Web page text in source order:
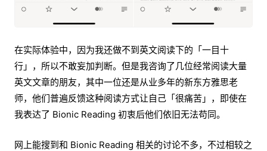
在实际体验中，因为我还做不到英文阅读下的「一目十
行」，所以不敢妄加判断。但是我咨询了几位经常阅读大量
英文文章的朋友，其中一位还是从业多年的新东方雅思老
师，他们普遍反馈这种阅读方式让自己「很痛苦」，即使在
我表达了 Bionic Reading 初衷后他们依旧无法苟同。
网上能搜到和 Bionic Reading 相关的讨论不多，不过相较之